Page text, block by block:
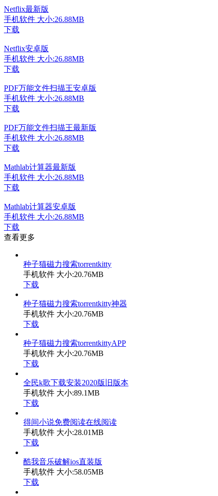
Netflix最新版
手机软件 大小:26.88MB
下载
Netflix安卓版
手机软件 大小:26.88MB
下载
PDF万能文件扫描王安卓版
手机软件 大小:26.88MB
下载
PDF万能文件扫描王最新版
手机软件 大小:26.88MB
下载
Mathlab计算器最新版
手机软件 大小:26.88MB
下载
Mathlab计算器安卓版
手机软件 大小:26.88MB
下载
查看更多
种子猫磁力搜索torrentkitty
手机软件 大小:20.76MB
下载
种子猫磁力搜索torrentkitty神器
手机软件 大小:20.76MB
下载
种子猫磁力搜索torrentkittyAPP
手机软件 大小:20.76MB
下载
全民k歌下载安装2020版旧版本
手机软件 大小:89.1MB
下载
得间小说免费阅读在线阅读
手机软件 大小:28.01MB
下载
酷我音乐破解ios直装版
手机软件 大小:58.05MB
下载